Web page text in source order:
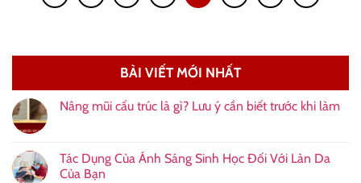
BÀI VIẾT MỚI NHẤT
Nâng mũi cấu trúc là gì? Lưu ý cần biết trước khi làm
Tác Dụng Của Ánh Sáng Sinh Học Đối Với Làn Da
Của Bạn